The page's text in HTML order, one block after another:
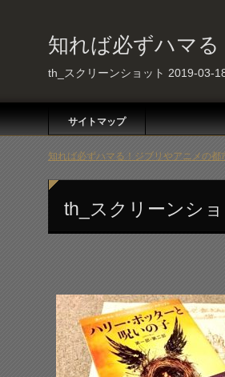
知れば必ずハマ
th_スクリーンショット 2019-03-
サイトマップ
知れば必ずハマる！ジブリやアニメの都
th_スクリーンシ